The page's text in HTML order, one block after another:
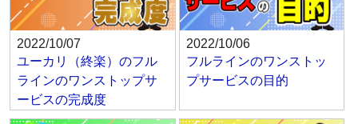
2022/10/07
ユーカリ（終楽）のフル
ラインのワンストップサ
ービスの完成度
2022/10/06
フルラインのワンストッ
プサービスの目的